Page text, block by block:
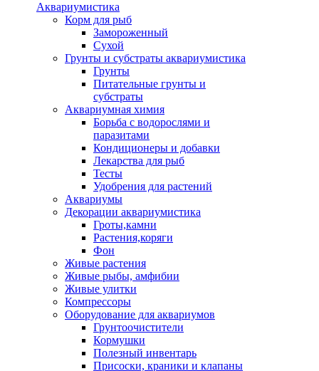
Аквариумистика
Корм для рыб
Замороженный
Сухой
Грунты и субстраты аквариумистика
Грунты
Питательные грунты и
субстраты
Аквариумная химия
Борьба с водорослями и
паразитами
Кондиционеры и добавки
Лекарства для рыб
Тесты
Удобрения для растений
Аквариумы
Декорации аквариумистика
Гроты,камни
Растения,коряги
Фон
Живые растения
Живые рыбы, амфибии
Живые улитки
Компрессоры
Оборудование для аквариумов
Грунтоочистители
Кормушки
Полезный инвентарь
Присоски, краники и клапаны